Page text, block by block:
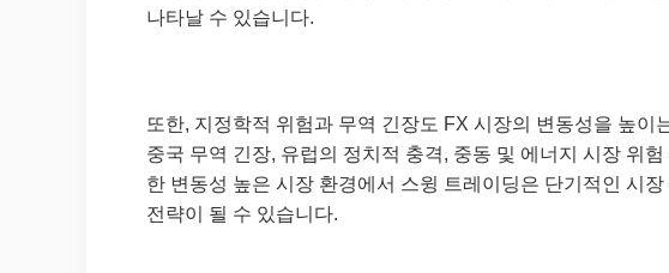
나타날 수 있습니다.
또한, 지정학적 위험과 무역 긴장도 FX 시장의 변동성을 높
중국 무역 긴장, 유럽의 정치적 충격, 중동 및 에너지 시장 위
한 변동성 높은 시장 환경에서 스윙 트레이딩은 단기적인 시
전략이 될 수 있습니다.